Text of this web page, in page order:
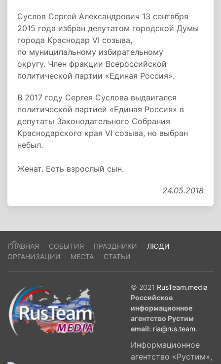
Суслов Сергей Александрович 13 сентября
2015 года избран депутатом городской Думы
города Краснодар VI созыва,
по муниципальному избирательному
округу. Член фракции Всероссийской
политической партии «Единая Россия».
В 2017 году Сергея Суслова выдвигался
политической партией «Единая Россия» в
депутаты Законодательного Собрания
Краснодарского края VI созыва, но выбран
небыл.
Женат. Есть взрослый сын.
24.05.2018
ГЛАВНАЯ СОБЫТИЯ ПРАЗДНИКИ
ЛЮДИ
ОРГАНИЗАЦИИ
МЕСТА СТАТЬИ
© 2021 RusTeam.media
Российское
информационное
агентство Рустим
email: ria@rus.team.
Информационное
агентство «Рустим»,